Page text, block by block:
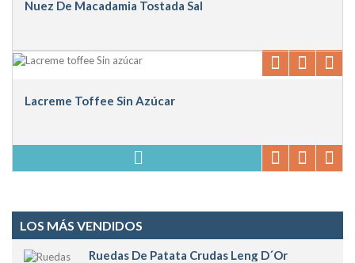
Nuez De Macadamia Tostada Sal
Lacreme Toffee Sin Azúcar
LOS MÁS VENDIDOS
Ruedas De Patata Crudas Leng D´or